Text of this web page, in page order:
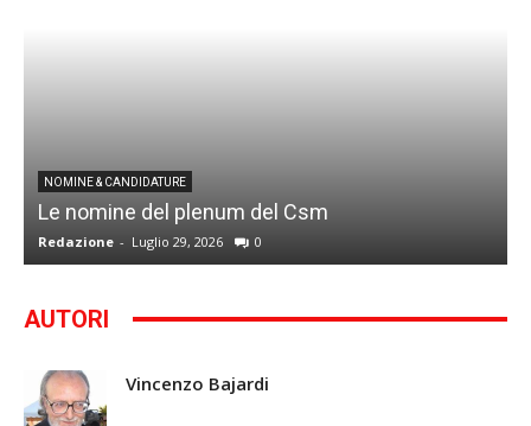
NOMINE & CANDIDATURE
Le nomine del plenum del Csm
Redazione - Luglio 29, 2026 0
AUTORI
Vincenzo Bajardi